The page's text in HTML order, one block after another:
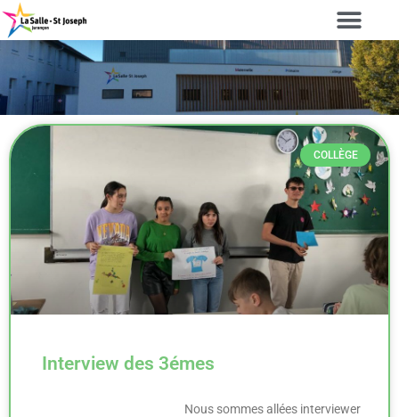
COLLÈGE
Interview des 3émes
Nous sommes allées interviewer